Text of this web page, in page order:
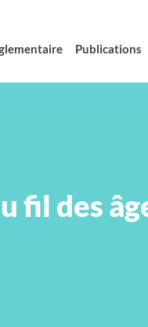
Publications
fil des